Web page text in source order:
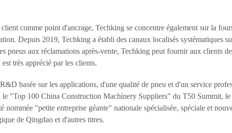
comme point d'ancrage, Techking se concentre également sur la
Depuis 2019, Techking a établi des canaux localisés systématiques
pneus aux réclamations après-vente, Techking peut fournir aux clients
très apprécié par les clients.
basée sur les applications, d'une qualité de pneu et d'un service
le "Top 100 China Construction Machinery Suppliers" du T50
nommée "petite entreprise géante" nationale spécialisée, spéciale et
de Qingdao et d'autres titres.